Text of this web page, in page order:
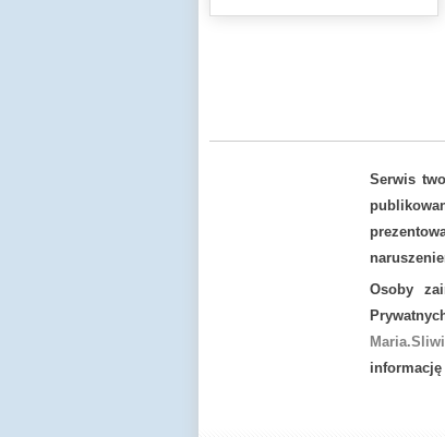
Serwis
Osoby